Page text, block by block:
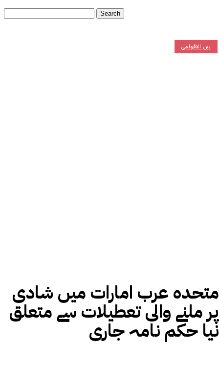
بین الاقوامی
متحدہ عرب امارات میں شادی
پر ملنے والی تعطیلات سے متعلق
نیا حکم نامہ جاری